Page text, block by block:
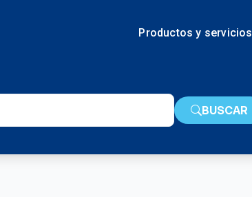
Productos y servicios
BUSCAR